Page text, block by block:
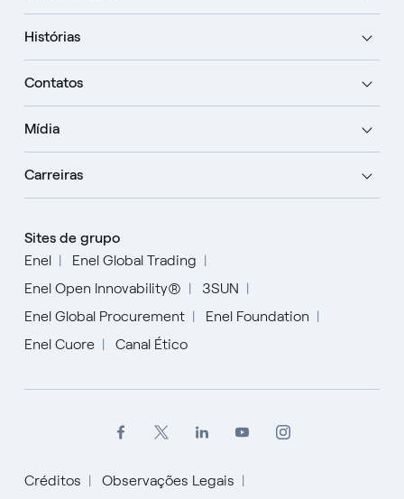
Histórias
Contatos
Mídia
Carreiras
Sites de grupo
Enel
Enel Global Trading
Enel Open Innovability®
3SUN
Enel Global Procurement
Enel Foundation
Enel Cuore
Canal Ético
Créditos Observações Legais